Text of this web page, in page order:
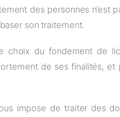
des personnes n’est
son traitement.
choix du fondement de
de ses finalités, et
impose de traiter des